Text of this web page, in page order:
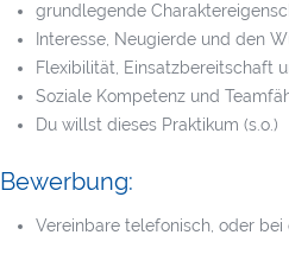
grundlegende
Interesse, Neugierde und den
Flexibilität, Einsatzbereitschaft
Soziale Kompetenz und
Du willst dieses Praktikum (s.o.)
Bewerbung:
Vereinbare telefonisch, oder